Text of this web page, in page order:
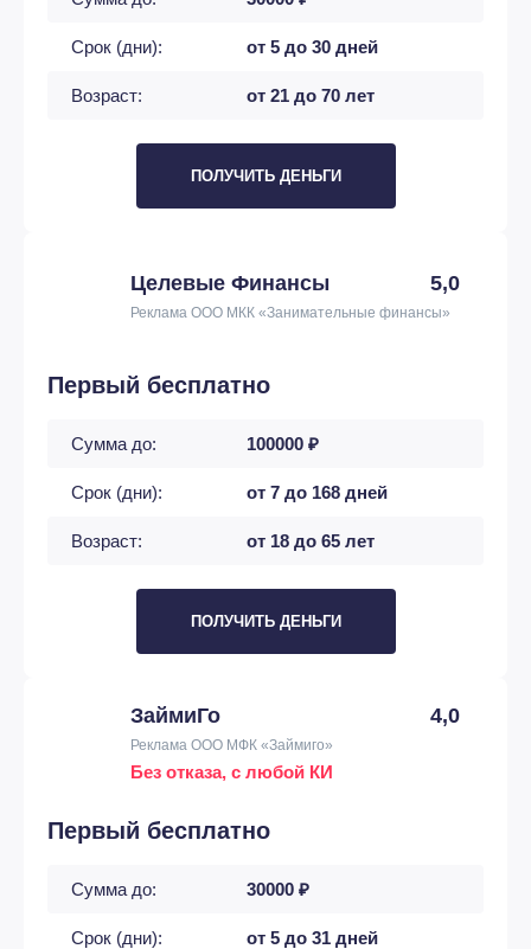
Срок (дни): от 5 до 30 дней
Возраст: от 21 до 70 лет
ПОЛУЧИТЬ ДЕНЬГИ
Целевые Финансы 5,0
Реклама ООО МКК «Занимательные финансы»
Первый бесплатно
Сумма до: 100000 ₽
Срок (дни): от 7 до 168 дней
Возраст: от 18 до 65 лет
ПОЛУЧИТЬ ДЕНЬГИ
ЗаймиГо 4,0
Реклама ООО МФК «Займиго»
Без отказа, с любой КИ
Первый бесплатно
Сумма до: 30000 ₽
Срок (дни): от 5 до 31 дней